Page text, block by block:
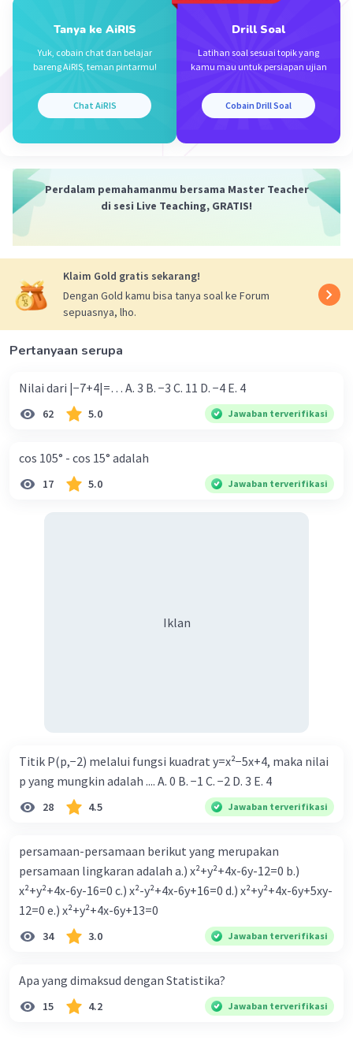
F(x)=(x²-3)(x³+2)
F(x)=x⁵-3x³+2x²-6
Beri Rating·0.0(0 Balas
Tanya ke AiRIS
Yuk, cobain chat dan belajar
bareng AiRIS, teman pintarmu!
Chat AiRIS
Drill Soal
Latihan soal sesuai topik yang
kamu mau untuk persiapan ujian
Cobain Drill Soal
Perdalam pemahamanmu bersama Master Teacher
di sesi Live Teaching, GRATIS!
Klaim Gold gratis sekarang!
Dengan Gold kamu bisa tanya soal ke Forum
sepuasnya, lho.
Pertanyaan serupa
Nilai dari |−7+4|=… A. 3 B. −3 C. 11 D. −4 E. 4
62 5.0 Jawaban terverifikasi
cos 105° - cos 15° adalah
17 5.0 Jawaban terverifikasi
Iklan
Titik P(p,−2) melalui fungsi kuadrat y=x²−5x+4, maka nilai
p yang mungkin adalah .... A. 0 B. −1 C. −2 D. 3 E. 4
28 4.5 Jawaban terverifikasi
persamaan-persamaan berikut yang merupakan
persamaan lingkaran adalah a.) x²+y²+4x-6y-12=0 b.)
x²+y²+4x-6y-16=0 c.) x²-y²+4x-6y+16=0 d.) x²+y²+4x-6y+5xy-
12=0 e.) x²+y²+4x-6y+13=0
34 3.0 Jawaban terverifikasi
Apa yang dimaksud dengan Statistika?
15 4.2 Jawaban terverifikasi